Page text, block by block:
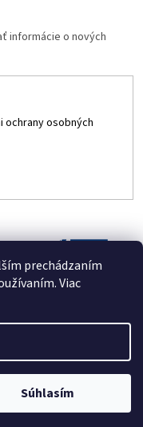
prechádzaním
Viac
Súhlasím
informácie o nových
ochrany osobných
práva vyhradené.